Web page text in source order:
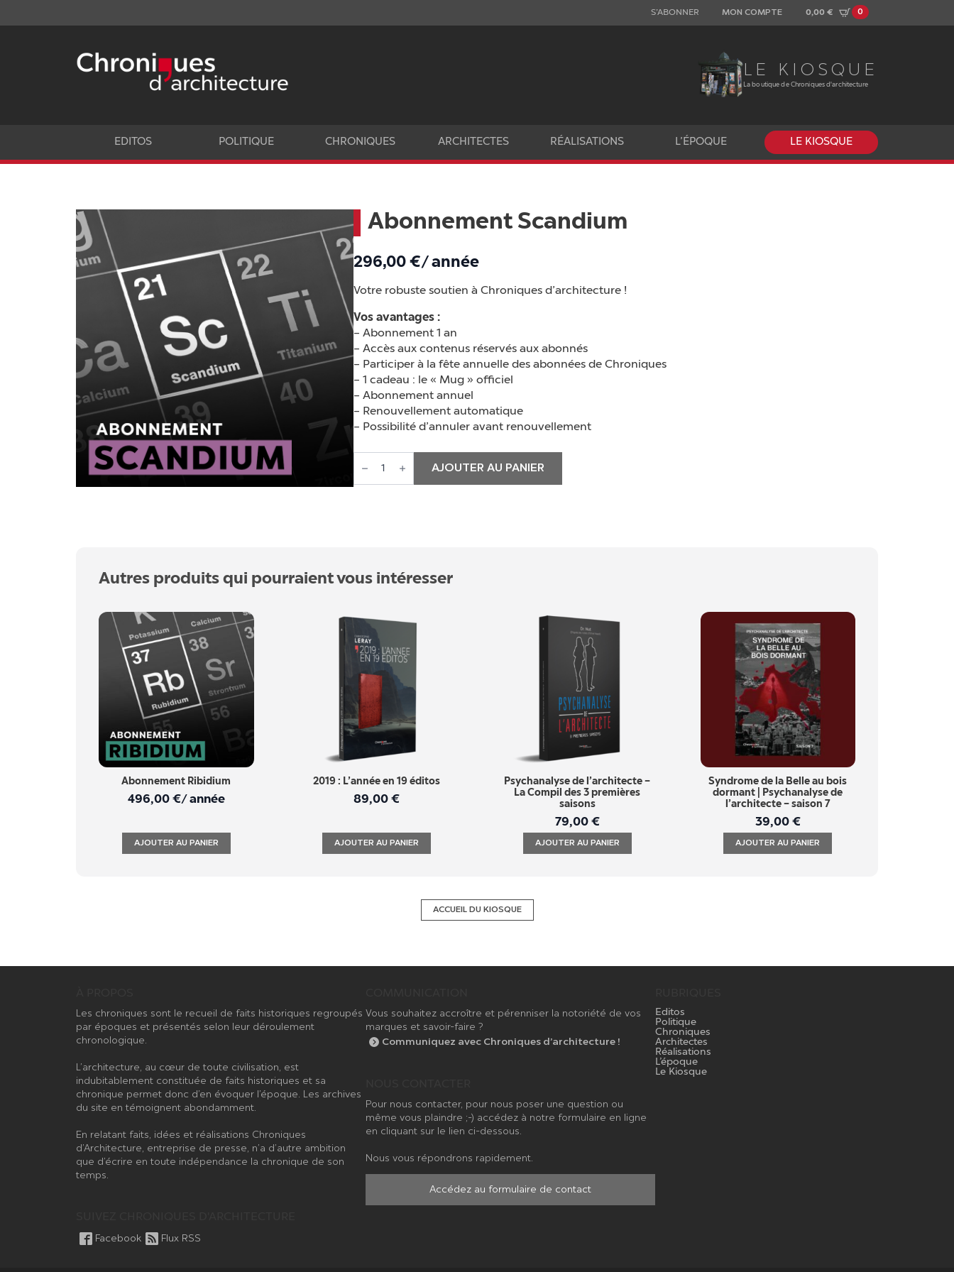
S’ABONNER MON COMPTE 0,00 € 0
LE KIOSQUE
La boutique de Chroniques d'architecture
EDITOS POLITIQUE CHRONIQUES ARCHITECTES RÉALISATIONS L’ÉPOQUE LE KIOSQUE
Abonnement Scandium
296,00 €/ année
Votre robuste soutien à Chroniques d’architecture !
Vos avantages :
– Abonnement 1 an
– Accès aux contenus réservés aux abonnés
– Participer à la fête annuelle des abonnées de Chroniques
– 1 cadeau : le « Mug » officiel
– Abonnement annuel
– Renouvellement automatique
– Possibilité d’annuler avant renouvellement
de
AJOUTER AU PANIER
Autres produits qui pourraient vous intéresser
Abonnement Ribidium
496,00 €/ année
AJOUTER AU PANIER
2019 : L’année en 19 éditos
89,00€
AJOUTER AU PANIER
Psychanalyse de l’architecte –
La Compil des 3 premières
saisons
79,00 €
AJOUTER AU PANIER
Syndrome de la Belle au bois
dormant | Psychanalyse de
l’architecte – saison 7
39,00 €
AJOUTER AU PANIER
ACCUEIL DU KIOSQUE
Les chroniques sont le recueil de faits historiques regroupés
par époques et présentés selon leur déroulement
chronologique.
L’architecture, au cœur de toute civilisation, est
indubitablement constituée de faits historiques et sa
chronique permet donc d’en évoquer l’époque. Les archives
du site en témoignent abondamment.
En relatant faits, idées et réalisations Chroniques
d’Architecture, entreprise de presse, n’a d’autre ambition
que d’écrire en toute indépendance la chronique de son
temps.
Vous souhaitez accroître et pérenniser la notoriété de vos
marques et savoir-faire ?
Communiquez avec Chroniques d’architecture !
Pour nous contacter, pour nous poser une question ou
même vous plaindre ;-) accédez à notre formulaire en ligne
en cliquant sur le lien ci-dessous.
Nous vous répondrons rapidement.
Accédez au formulaire de contact
Editos
Politique
Chroniques
Architectes
Réalisations
L’époque
Le Kiosque
Facebook Flux RSS